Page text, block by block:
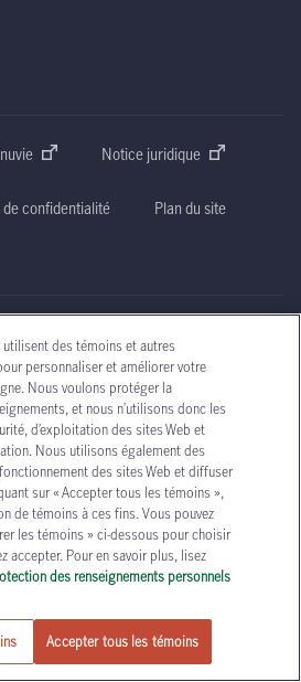
Notice juridique
de confidentialité Plan du site
(Manuvie)nineteen ninety nine to two
1999-2026
des témoins et autres
personnaliser et améliorer votre
Nous voulons protéger la
et nous n’utilisons donc les
d’exploitation des sites Web et
Nous utilisons également des
des sites Web et diffuser
sur « Accepter tous les témoins »,
de témoins à ces fins. Vous pouvez
les témoins » ci-dessous pour choisir
accepter. Pour en savoir plus, lisez
des renseignements personnels
Accepter tous les témoins